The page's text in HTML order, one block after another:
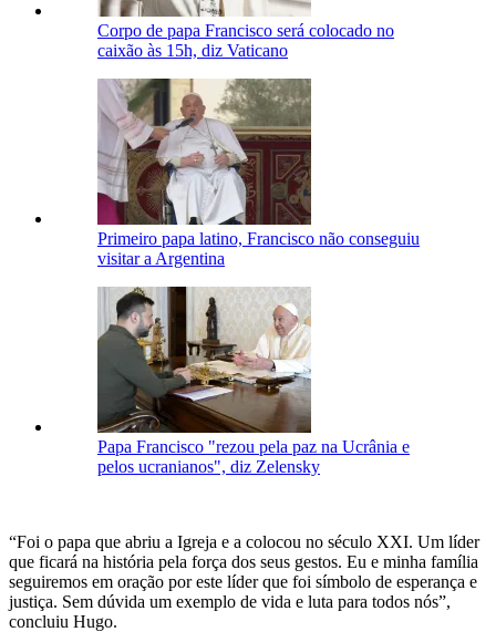
Corpo de papa Francisco será colocado no
caixão às 15h, diz Vaticano
Primeiro papa latino, Francisco não conseguiu
visitar a Argentina
Papa Francisco "rezou pela paz na Ucrânia e
pelos ucranianos", diz Zelensky
“Foi o papa que abriu a Igreja e a colocou no século XXI. Um líder
que ficará na história pela força dos seus gestos. Eu e minha família
seguiremos em oração por este líder que foi símbolo de esperança e
justiça. Sem dúvida um exemplo de vida e luta para todos nós”,
concluiu Hugo.